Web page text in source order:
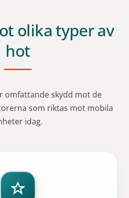
olika typer av
hot
omfattande skydd mot de
som riktas mot mobila
idag.